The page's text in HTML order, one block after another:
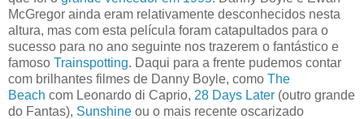
McGregor ainda eram relativamente desconhecidos nesta
altura, mas com esta película foram catapultados para o
sucesso para no ano seguinte nos trazerem o fantástico e
famoso Trainspotting. Daqui para a frente pudemos contar
com brilhantes filmes de Danny Boyle, como The
Beach com Leonardo di Caprio, 28 Days Later (outro grande
do Fantas), Sunshine ou o mais recente oscarizado